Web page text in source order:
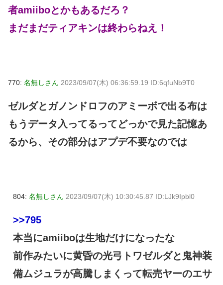
者amiiboとかもあるだろ？
まだまだティアキンは終わらねえ！
770: 名無しさん 2023/09/07(木) 06:36:59.19 ID:6qfuNb9T0
ゼルダとガノンドロフのアミーボで出る布は
もうデータ入ってるってどっかで見た記憶あ
るから、その部分はアプデ不要なのでは
804: 名無しさん 2023/09/07(木) 10:30:45.87 ID:LJk9Ipbl0
>>795
本当にamiiboは生地だけになったな
前作みたいに黄昏の光弓トワゼルダと鬼神装
備ムジュラが高騰しまくって転売ヤーのエサ